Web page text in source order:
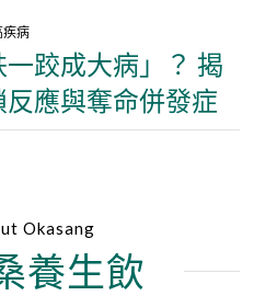
疾病
跤成大病」？ 揭
應與奪命併發症
Okasang
養生飲